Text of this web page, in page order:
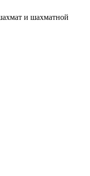
и шахматной